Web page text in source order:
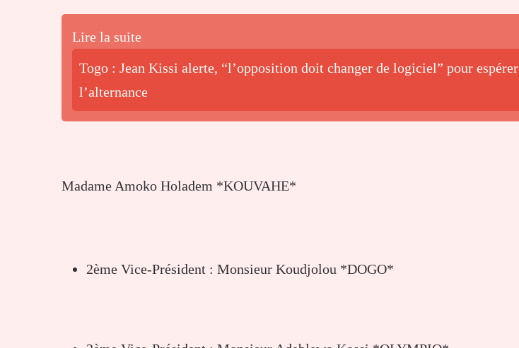
Lire la suite
Togo : Jean Kissi alerte, “l’opposition doit changer de logiciel” pour espérer
l’alternance
Madame Amoko Holadem *KOUVAHE*
2ème Vice-Président : Monsieur Koudjolou *DOGO*